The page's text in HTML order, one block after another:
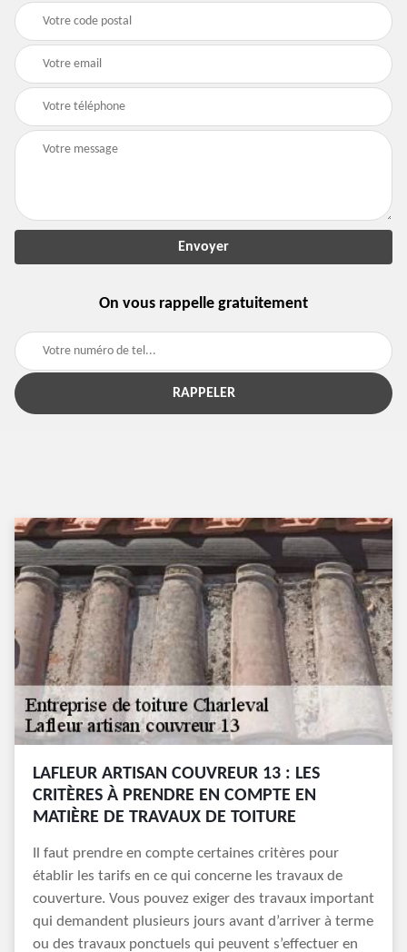
On vous rappelle gratuitement
LAFLEUR ARTISAN COUVREUR 13 : LES
CRITÈRES À PRENDRE EN COMPTE EN
MATIÈRE DE TRAVAUX DE TOITURE
Il faut prendre en compte certaines critères pour
établir les tarifs en ce qui concerne les travaux de
couverture. Vous pouvez exiger des travaux important
qui demandent plusieurs jours avant d’arriver à terme
ou des travaux ponctuels qui peuvent s’effectuer en